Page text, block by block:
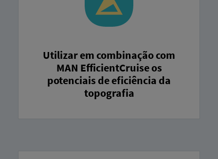
Utilizar em combinação com
MAN EfficientCruise os
potenciais de eficiência da
topografia